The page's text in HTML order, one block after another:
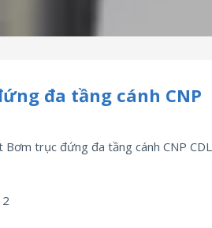
đa tầng cánh CNP
Bơm trục đứng đa tầng cánh CNP